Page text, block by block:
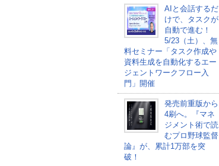
AIと会話するだ
けで、タスクが
自動で進む！
5/23（土）、無
料セミナー「タスク作成や
資料生成を自動化するエー
ジェントワークフロー入
門」開催
発売前重版から
4刷へ。『マネ
ジメント術で読
むプロ野球監督
論』が、累計1万部を突
破！